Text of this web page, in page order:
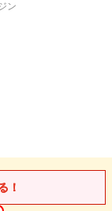
ン
！